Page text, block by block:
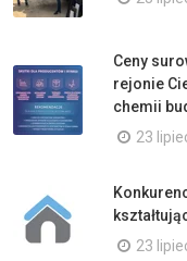
Ceny
rejonie
chemii
23
23